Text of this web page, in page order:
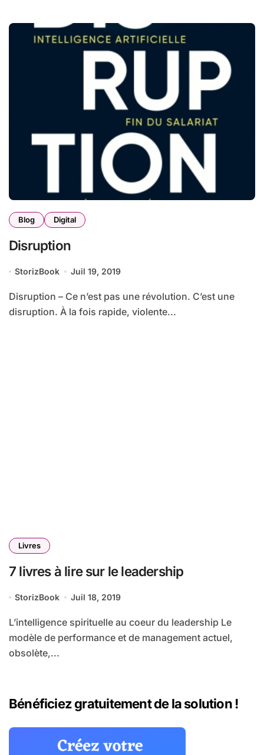
Blog Digital
Disruption
StorizBook Juil 19, 2019
Disruption – Ce n’est pas une révolution. C’est une
disruption. À la fois rapide, violente...
Livres
7 livres à lire sur le leadership
StorizBook Juil 18, 2019
L’intelligence spirituelle au coeur du leadership Le
modèle de performance et de management actuel,
obsolète,...
Bénéficiez gratuitement de la solution !